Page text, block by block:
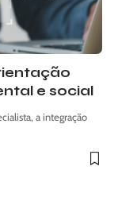
e social
a integração